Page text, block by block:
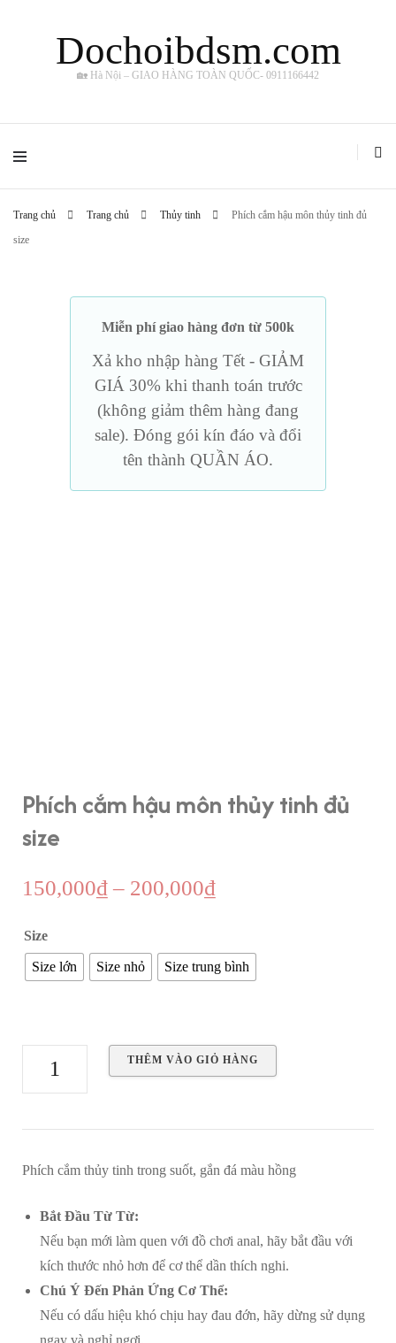
Dochoibdsm.com
🏡 Hà Nội – GIAO HÀNG TOÀN QUỐC- 0911166442
Trang chủ Trang chủ Thủy tinh
Phích cắm hậu môn thủy tinh đủ
size
Miễn phí giao hàng đơn từ 500k
Xả kho nhập hàng Tết - GIẢM
GIÁ 30% khi thanh toán trước
(không giảm thêm hàng đang
sale). Đóng gói kín đáo và đổi
tên thành QUẦN ÁO.
Phích cắm hậu môn thủy tinh đủ
size
150,000₫ – 200,000₫Khoảng
từ
150,000₫
200,000₫
Size
Size lớn Size nhỏ Size trung bình
môn
tinh
THÊM VÀO GIỎ HÀNG
Phích cắm thủy tinh trong suốt, gắn đá màu hồng
Bắt Đầu Từ Từ:
Nếu bạn mới làm quen với đồ chơi anal, hãy bắt đầu với
kích thước nhỏ hơn để cơ thể dần thích nghi.
Chú Ý Đến Phản Ứng Cơ Thể:
Nếu có dấu hiệu khó chịu hay đau đớn, hãy dừng sử dụng
ngay và nghỉ ngơi.